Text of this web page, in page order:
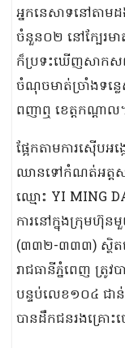
អ្នកនេសាទនៅតាម
ចំនួន០២ នៅក្បែរមា
ក៏ប្រទះឃើញសាកស
ចំណុចមាត់ច្រាំងទន្
ពញាឮ ខេត្តកណ្តាល
ផ្អែកតាមការស៊ើបអង្
ឈានទៅកំណត់អត្ដស
ឈ្មោះ YI MING
ការនៅក្នុងក្រុមហ៊ុន
(៣៣២-៣៣៣) ស្ថិតន
រាជធានីភ្នំពេញ ត្រូ
បន្ទប់លេខ១០៤ ជ
បានដឹកជនរងគ្រោះ